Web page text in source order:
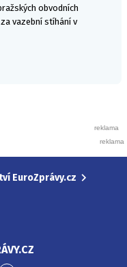
obvodních
vazební stíhání v
EuroZprávy.cz